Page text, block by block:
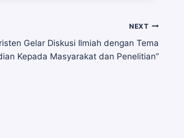
NEXT
Gelar Diskusi Ilmiah dengan Tema
Kepada Masyarakat dan Penelitian”